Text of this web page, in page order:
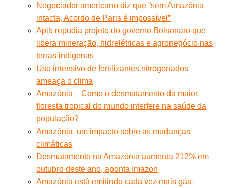
Negociador americano diz que “sem Amazônia
intacta, Acordo de Paris é impossível”
Apib repudia projeto do governo Bolsonaro que
libera mineração, hidrelétricas e agronegócio nas
terras indígenas
Uso intensivo de fertilizantes nitrogenados
ameaça o clima
Amazônia – Como o desmatamento da maior
floresta tropical do mundo interfere na saúde da
população?
Amazônia, um impacto sobre as mudanças
climáticas
Desmatamento na Amazônia aumenta 212% em
outubro deste ano, aponta Imazon
Amazônia está emitindo cada vez mais gás-